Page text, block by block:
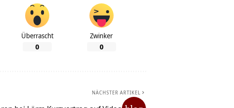
Überrascht
0
Zwinker
0
NÄCHSTER ARTIKEL